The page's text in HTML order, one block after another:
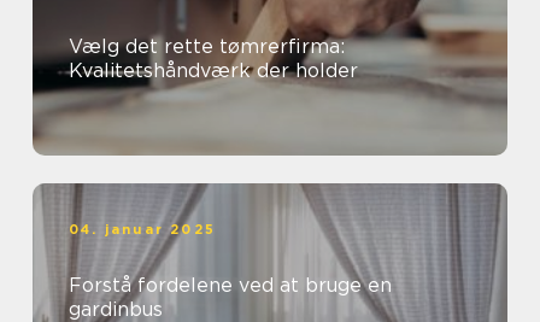
Vælg det rette tømrerfirma:
Kvalitetshåndværk der holder
04. januar 2025
Forstå fordelene ved at bruge en
gardinbus